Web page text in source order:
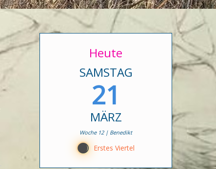
Heute
SAMSTAG
21
MÄRZ
Woche 12 | Benedikt
B Erstes Viertel